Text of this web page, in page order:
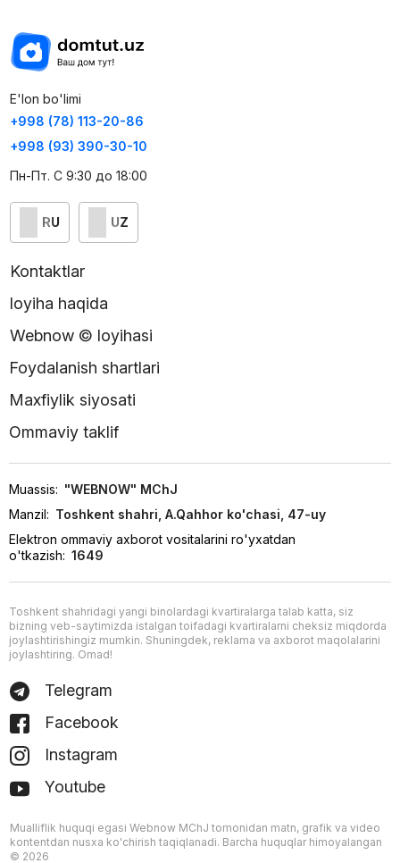
E'lon bo'limi
+998 (78) 113-20-86
+998 (93) 390-30-10
Пн-Пт. С 9:30 до 18:00
RU UZ
Kontaktlar
loyiha haqida
Webnow © loyihasi
Foydalanish shartlari
Maxfiylik siyosati
Ommaviy taklif
Muassis: "WEBNOW" MChJ
Manzil: Toshkent shahri, A.Qahhor ko'chasi, 47-uy
Elektron ommaviy axborot vositalarini ro'yxatdan
o'tkazish: 1649
Toshkent shahridagi yangi binolardagi kvartiralarga talab katta, siz
bizning veb-saytimizda istalgan toifadagi kvartiralarni cheksiz miqdorda
joylashtirishingiz mumkin. Shuningdek, reklama va axborot maqolalarini
joylashtiring. Omad!
Telegram
Facebook
Instagram
Youtube
Mualliflik huquqi egasi Webnow MChJ tomonidan matn, grafik va video
kontentdan nusxa ko'chirish taqiqlanadi. Barcha huquqlar himoyalangan
© 2026